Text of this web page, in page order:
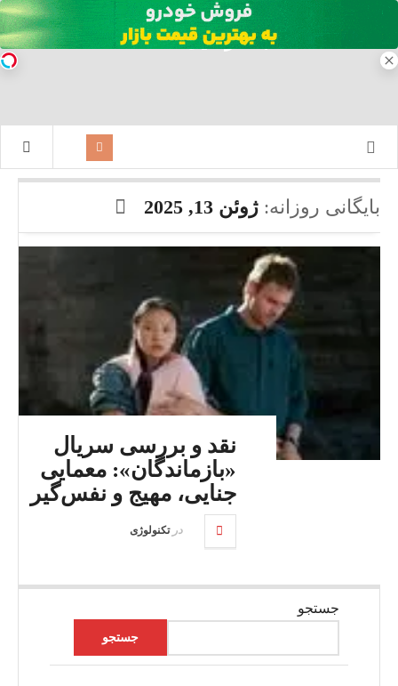
بایگانی روزانه: ژوئن 13, 2025
نقد و بررسی سریال
«بازماندگان»: معمایی
جنایی، مهیج و نفس‌گیر
در تکنولوژی
جستجو
جستجو